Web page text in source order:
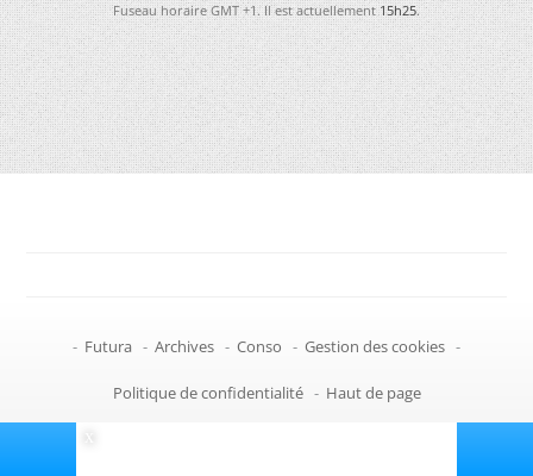
Fuseau horaire GMT +1. Il est actuellement15h25.
- Futura - Archives - Conso - Gestion des cookies -
Politique de confidentialité - Haut de page